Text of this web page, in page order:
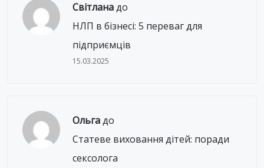
Світланадо
НЛП в бізнесі: 5 переваг для
підприємців
15.03.2025
Ольгадо
Статеве виховання дітей: поради
сексолога